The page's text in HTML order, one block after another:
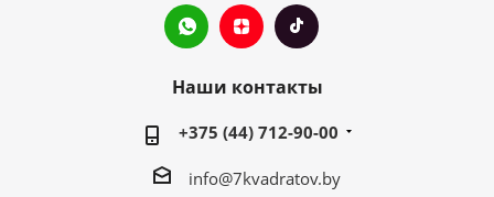
Наши контакты
+375 (44) 712-90-00
info@7kvadratov.by